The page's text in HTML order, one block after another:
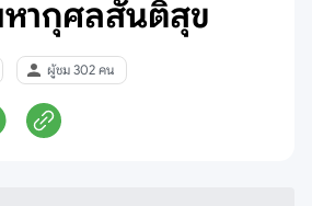
ากุศลสันติสุข
ผู้ชม 302 คน